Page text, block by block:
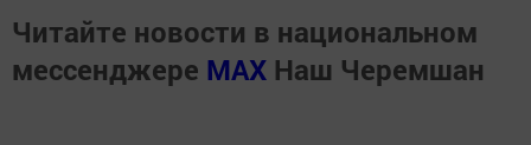
Читайте новости в национальном
мессенджере MАХ Наш Черемшан